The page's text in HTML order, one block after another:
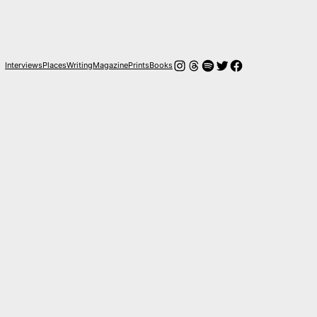
InterviewsPlacesWritingMagazinePrintsBooksInstagram
Hilos
Spotify
Twitter
Facebook